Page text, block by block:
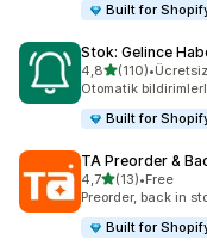
Built for
Stok: Gelince
4,85 yıldız
(110)
toplam 110•
Otomatik
Built for
TA Preorder &
4,75 yıldız üzerinden
(13)
toplam 13•Free
Preorder, back in
Built for